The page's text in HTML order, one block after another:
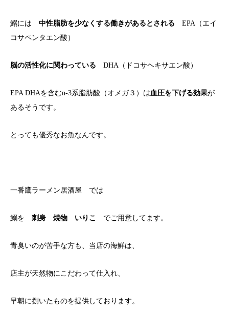
鰯には 中性脂肪を少なくする働きがあるとされる EPA（エイ
コサペンタエン酸）
脳の活性化に関わっている DHA（ドコサヘキサエン酸）
EPA DHAを含むn-3系脂肪酸（オメガ３）は血圧を下げる効果が
あるそうです。
とっても優秀なお魚なんです。
一番鷹ラーメン居酒屋 では
鰯を 刺身 焼物 いりこ でご用意してます。
青臭いのが苦手な方も、当店の海鮮は、
店主が天然物にこだわって仕入れ、
早朝に捌いたものを提供しております。